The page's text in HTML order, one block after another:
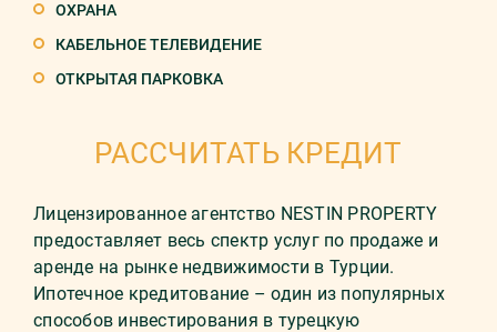
ОХРАНА
КАБЕЛЬНОЕ ТЕЛЕВИДЕНИЕ
ОТКРЫТАЯ ПАРКОВКА
РАССЧИТАТЬ КРЕДИТ
Лицензированное агентство NESTIN PROPERTY
предоставляет весь спектр услуг по продаже и
аренде на рынке недвижимости в Турции.
Ипотечное кредитование – один из популярных
способов инвестирования в турецкую